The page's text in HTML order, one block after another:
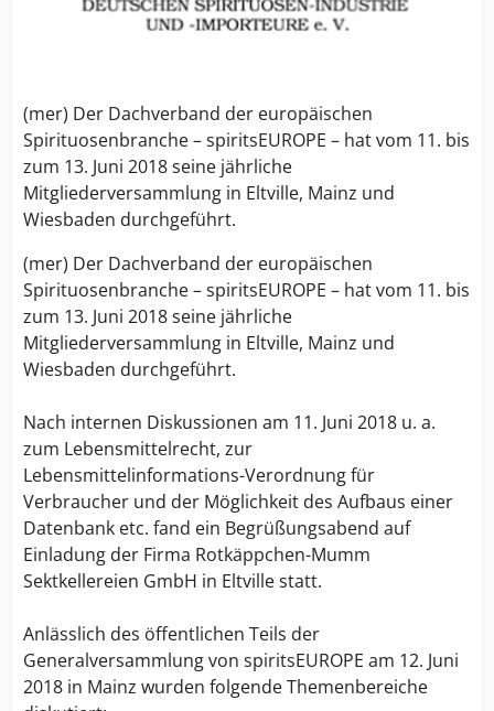
(mer) Der Dachverband der europäischen
Spirituosenbranche – spiritsEUROPE – hat vom 11. bis
zum 13. Juni 2018 seine jährliche
Mitgliederversammlung in Eltville, Mainz und
Wiesbaden durchgeführt.
(mer) Der Dachverband der europäischen
Spirituosenbranche – spiritsEUROPE – hat vom 11. bis
zum 13. Juni 2018 seine jährliche
Mitgliederversammlung in Eltville, Mainz und
Wiesbaden durchgeführt.
Nach internen Diskussionen am 11. Juni 2018 u. a.
zum Lebensmittelrecht, zur
Lebensmittelinformations-Verordnung für
Verbraucher und der Möglichkeit des Aufbaus einer
Datenbank etc. fand ein Begrüßungsabend auf
Einladung der Firma Rotkäppchen-Mumm
Sektkellereien GmbH in Eltville statt.
Anlässlich des öffentlichen Teils der
Generalversammlung von spiritsEUROPE am 12. Juni
2018 in Mainz wurden folgende Themenbereiche